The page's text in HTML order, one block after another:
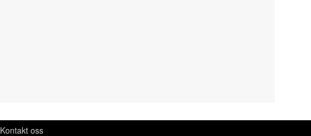
Kontakt oss